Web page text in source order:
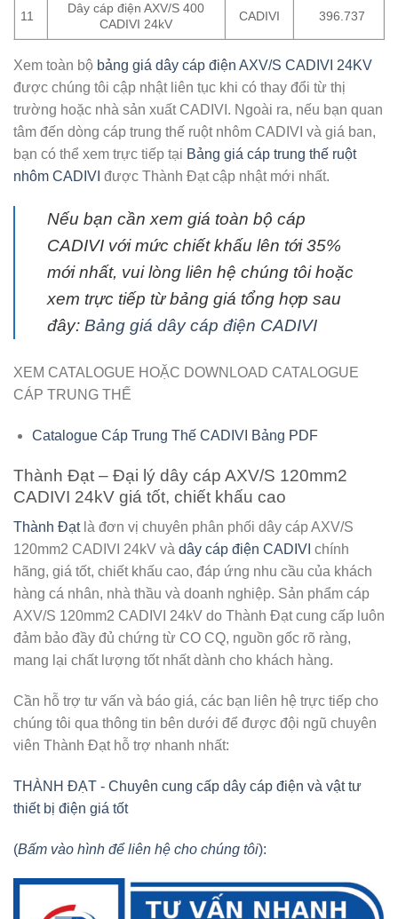
11
Dây cáp điện AXV/S 400
CADIVI 24kV
CADIVI 396.737
Xem toàn bộ bảng giá dây cáp điện AXV/S CADIVI 24KV
được chúng tôi cập nhật liên tục khi có thay đổi từ thị
trường hoặc nhà sản xuất CADIVI. Ngoài ra, nếu bạn quan
tâm đến dòng cáp trung thế ruột nhôm CADIVI và giá ban,
bạn có thể xem trực tiếp tại Bảng giá cáp trung thế ruột
nhôm CADIVI được Thành Đạt cập nhật mới nhất.
Nếu bạn cần xem giá toàn bộ cáp
CADIVI với mức chiết khấu lên tới 35%
mới nhất, vui lòng liên hệ chúng tôi hoặc
xem trực tiếp từ bảng giá tổng hợp sau
đây: Bảng giá dây cáp điện CADIVI
XEM CATALOGUE HOẶC DOWNLOAD CATALOGUE
CÁP TRUNG THẾ
Catalogue Cáp Trung Thế CADIVI Bảng PDF
Thành Đạt – Đại lý dây cáp AXV/S 120mm2
CADIVI 24kV giá tốt, chiết khấu cao
Thành Đạtlà đơn vị chuyên phân phối dây cáp AXV/S
120mm2 CADIVI 24kV và dây cáp điện CADIVI chính
hãng, giá tốt, chiết khấu cao, đáp ứng nhu cầu của khách
hàng cá nhân, nhà thầu và doanh nghiệp. Sản phẩm cáp
AXV/S 120mm2 CADIVI 24kV do Thành Đạt cung cấp luôn
đảm bảo đầy đủ chứng từ CO CQ, nguồn gốc rõ ràng,
mang lại chất lượng tốt nhất dành cho khách hàng.
Cần hỗ trợ tư vấn và báo giá, các bạn liên hệ trực tiếp cho
chúng tôi qua thông tin bên dưới để được đội ngũ chuyên
viên Thành Đạt hỗ trợ nhanh nhất:
THÀNH ĐẠT - Chuyên cung cấp dây cáp điện và vật tư
thiết bị điện giá tốt
(Bấm vào hình để liên hệ cho chúng tôi):